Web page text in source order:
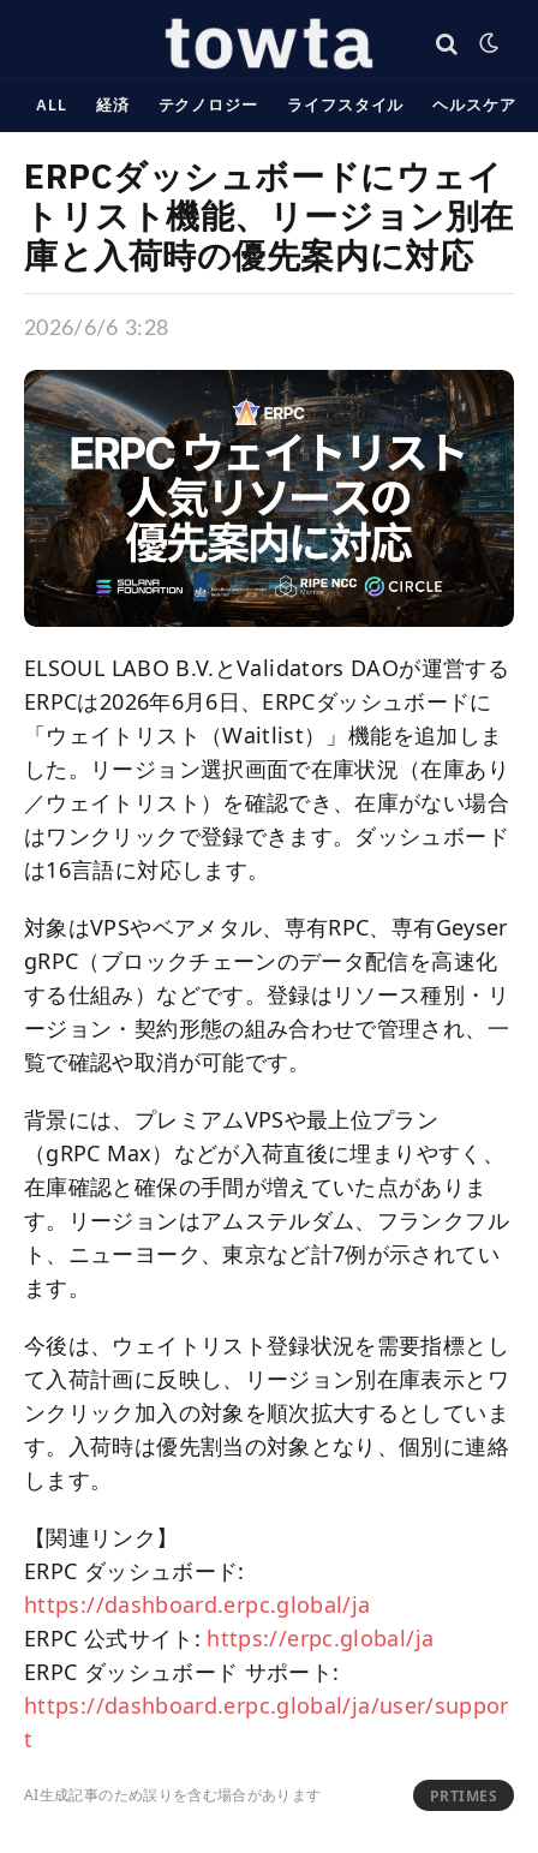
ALL 経済 テクノロジー ライフスタイル ヘルスケア
ERPCダッシュボードにウェイ
トリスト機能、リージョン別在
庫と入荷時の優先案内に対応
2026/6/6 3:28
ELSOUL LABO B.V.とValidators DAOが運営する
ERPCは2026年6月6日、ERPCダッシュボードに
「ウェイトリスト（Waitlist）」機能を追加しま
した。リージョン選択画面で在庫状況（在庫あり
／ウェイトリスト）を確認でき、在庫がない場合
はワンクリックで登録できます。ダッシュボード
は16言語に対応します。
対象はVPSやベアメタル、専有RPC、専有Geyser
gRPC（ブロックチェーンのデータ配信を高速化
する仕組み）などです。登録はリソース種別・リ
ージョン・契約形態の組み合わせで管理され、一
覧で確認や取消が可能です。
背景には、プレミアムVPSや最上位プラン
（gRPC Max）などが入荷直後に埋まりやすく、
在庫確認と確保の手間が増えていた点がありま
す。リージョンはアムステルダム、フランクフル
ト、ニューヨーク、東京など計7例が示されてい
ます。
今後は、ウェイトリスト登録状況を需要指標とし
て入荷計画に反映し、リージョン別在庫表示とワ
ンクリック加入の対象を順次拡大するとしていま
す。入荷時は優先割当の対象となり、個別に連絡
します。
【関連リンク】
ERPC ダッシュボード:
https://dashboard.erpc.global/ja
ERPC 公式サイト: https://erpc.global/ja
ERPC ダッシュボード サポート:
https://dashboard.erpc.global/ja/user/suppor
t
AI生成記事のため誤りを含む場合があります PRTIMES